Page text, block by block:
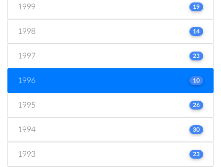
1999 19
1998 14
1997 23
1996 10
1995 26
1994 30
1993 23